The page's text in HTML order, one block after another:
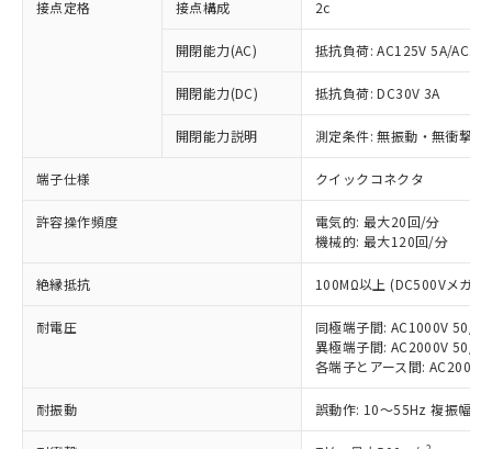
接点定格 接点構成 2c
開閉能力(AC) 抵抗負荷: AC125V 5A/
開閉能力(DC) 抵抗負荷: DC30V 3A
開閉能力説明 測定条件: 無振動・無衝撃
端子仕様 クイックコネクタ
許容操作頻度
電気的: 最大20回/分
機械的: 最大120回/分
絶縁抵抗 100MΩ以上 (DC500Vメガ)
耐電圧
同極端子間: AC1000V 50/
異極端子間: AC2000V 50/
各端子とアース間:
耐振動 誤動作: 10～55Hz 複振幅
以下の条件をお読みいただき、同意のうえ
※1 対応状況
対応済み：EU RoHS指令（10物質）の
非含有に対応した製品が提供可能な商品で
対応予定：EU RoHS指令（10物質）の非含
有に対応した製品に切り替える予定のある
対応予定なし：EU RoHS指令（10物質）の